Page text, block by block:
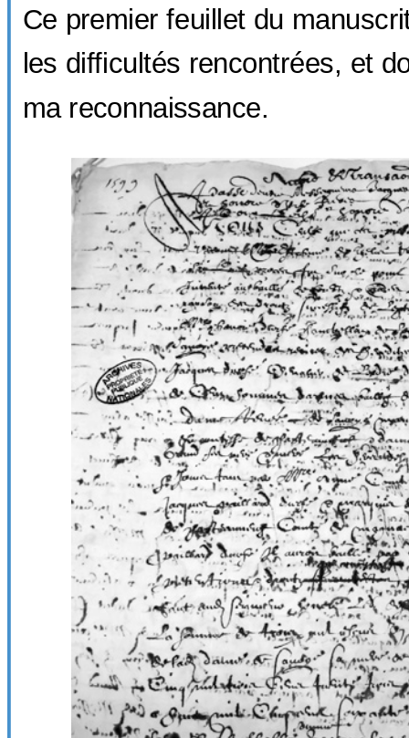
Ce premier feuillet du
les difficultés rencontrées, et
ma reconnaissance.